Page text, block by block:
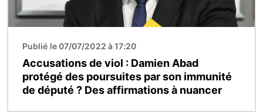
Publié le 07/07/2022 à 17:20
Accusations de viol : Damien Abad
protégé des poursuites par son immunité
de député ? Des affirmations à nuancer